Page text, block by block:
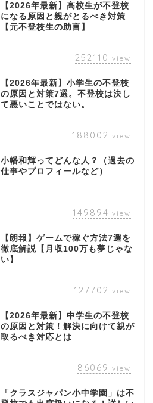
【2026年最新】高校生が不登校
になる原因と親がとるべき対策
【元不登校生の助言】
252110 view
【2026年最新】小学生の不登校
の原因と対策7選。不登校は決し
て悪いことではない。
188002 view
小幡和輝ってどんな人？（過去の
仕事やプロフィールなど）
149894 view
【朗報】ゲームで稼ぐ方法7選を
徹底解説【月収100万も夢じゃな
い】
127702 view
【2026年最新】中学生の不登校
の原因と対策！解決に向けて親が
取るべき対応とは
86069 view
「クラスジャパン小中学園」は不